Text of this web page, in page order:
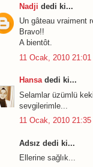
Nadji dedi ki...
Un gâteau vraiment
Bravo!!
A bientôt.
11 Ocak, 2010 21:01
Hansadedi ki...
Selamlar üzümlü
sevgilerimle...
11 Ocak, 2010 21:35
Adsız dedi ki...
Ellerine sağlık...